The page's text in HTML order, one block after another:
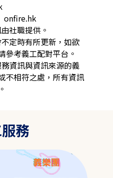
onfire.hk
社職提供。
定時有所更新，如欲
參考義工配對平台。
資訊與資訊來源的義
不相符之處，所有資訊
務